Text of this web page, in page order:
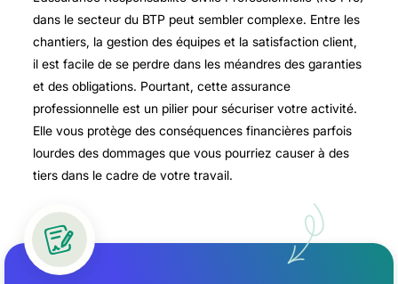
dans le secteur du BTP peut sembler complexe. Entre les
chantiers, la gestion des équipes et la satisfaction client,
il est facile de se perdre dans les méandres des garanties
et des obligations. Pourtant, cette assurance
professionnelle est un pilier pour sécuriser votre activité.
Elle vous protège des conséquences financières parfois
lourdes des dommages que vous pourriez causer à des
tiers dans le cadre de votre travail.